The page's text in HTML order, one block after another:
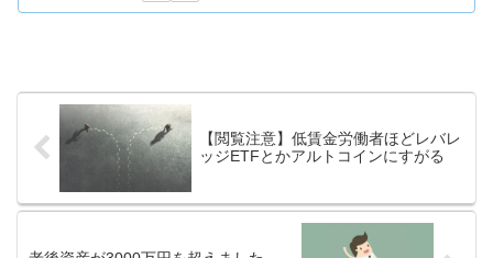
【閲覧注意】低賃金労働者ほどレバレ
ッジETFとかアルトコインにすがる